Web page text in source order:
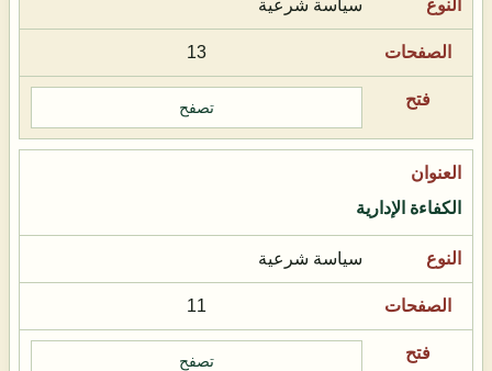
سياسة شرعية
13
تصفح
الكفاءة الإدارية
سياسة شرعية
11
تصفح